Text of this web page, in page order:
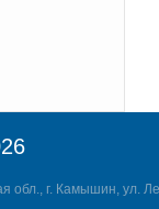
обл., г. Камышин, ул.